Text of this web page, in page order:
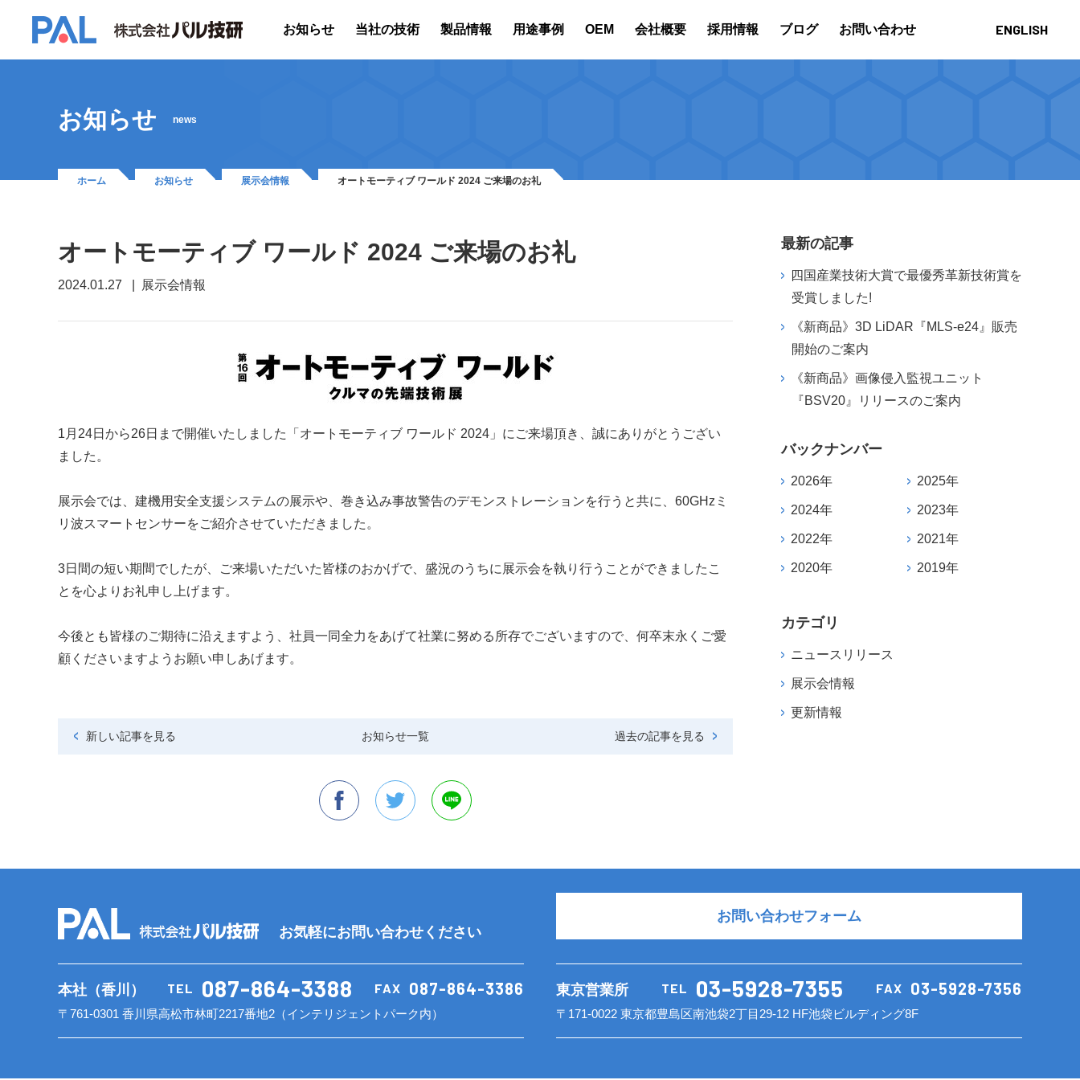
お知らせ 当社の技術 製品情報 用途事例 OEM 会社概要 採用情報 ブログ お問い合わせ ENGLISH
お知らせ news
ホーム お知らせ 展示会情報 オートモーティブ ワールド 2024 ご来場のお礼
オートモーティブ ワールド 2024 ご来場のお礼
2024.01.27 展示会情報
1月24日から26日まで開催いたしました「オートモーティブ ワールド 2024」にご来場頂き、誠にありがとうござい
ました。
展示会では、建機用安全支援システムの展示や、巻き込み事故警告のデモンストレーションを行うと共に、60GHzミ
リ波スマートセンサーをご紹介させていただきました。
3日間の短い期間でしたが、ご来場いただいた皆様のおかげで、盛況のうちに展示会を執り行うことができましたこ
とを心よりお礼申し上げます。
今後とも皆様のご期待に沿えますよう、社員一同全力をあげて社業に努める所存でございますので、何卒末永くご愛
顧くださいますようお願い申しあげます。
新しい記事を見る お知らせ一覧 過去の記事を見る
最新の記事
四国産業技術大賞で最優秀革新技術賞を
受賞しました!
《新商品》3D LiDAR『MLS-e24』販売
開始のご案内
《新商品》画像侵入監視ユニット
『BSV20』リリースのご案内
バックナンバー
2026年 2025年
2024年 2023年
2022年 2021年
2020年 2019年
カテゴリ
ニュースリリース
展示会情報
更新情報
お気軽にお問い合わせください
お問い合わせフォーム
本社（香川） TEL 087-864-3388 FAX 087-864-3386
〒761-0301 香川県高松市林町2217番地2 （インテリジェントパーク内）
東京営業所 TEL 03-5928-7355 FAX 03-5928-7356
〒171-0022 東京都豊島区南池袋2丁目29-12 HF池袋ビルディング8F